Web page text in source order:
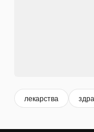
лекарства